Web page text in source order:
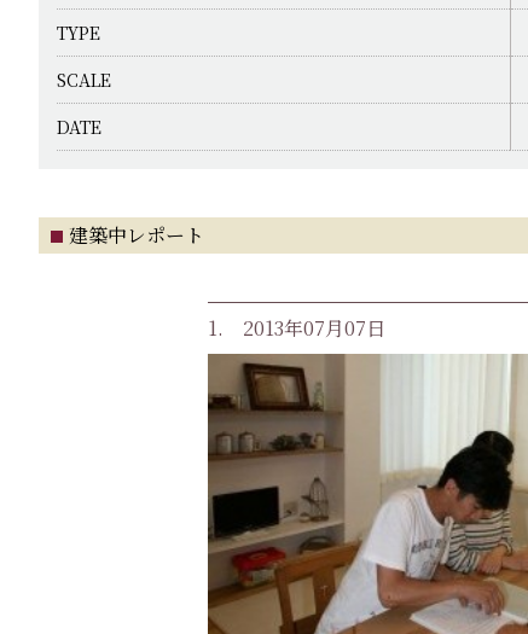
TYPE
SCALE
DATE
建築中レポート
1. 2013年07月07日